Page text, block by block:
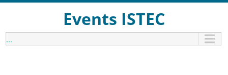
Events ISTEC
...